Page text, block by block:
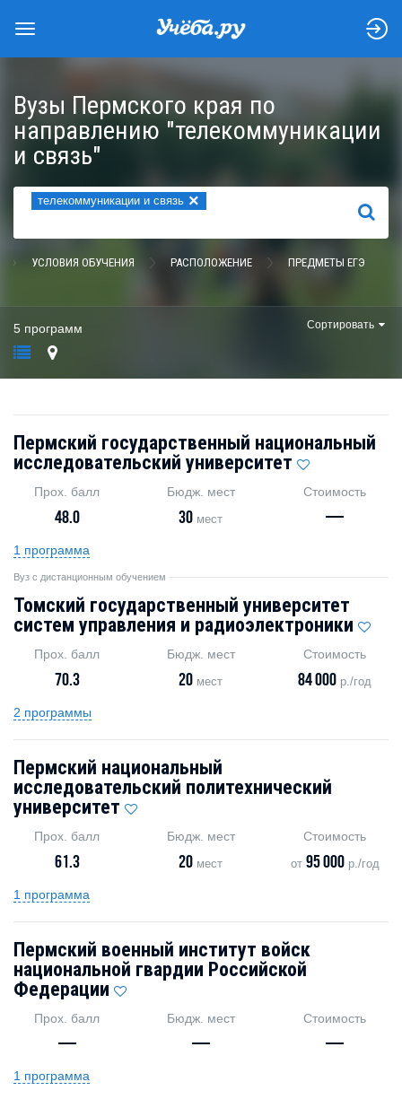
Вузы Пермского края по
направлению "телекоммуникации
и связь"
телекоммуникации и связь ×
НАЙТИ
УСЛОВИЯ ОБУЧЕНИЯ РАСПОЛОЖЕНИЕ ПРЕДМЕТЫ ЕГЭ
5 программ Сортировать
Пермский государственный национальный
исследовательский университет
Прох. балл
48.0
Бюдж. мест
30 мест
Стоимость
—
1 программа
Вуз с дистанционным обучением
Томский государственный университет
систем управления и радиоэлектроники
Прох. балл
70.3
Бюдж. мест
20 мест
Стоимость
84 000 р./год
2 программы
Пермский национальный
исследовательский политехнический
университет
Прох. балл
61.3
Бюдж. мест
20 мест
Стоимость
от 95 000р./год
1 программа
Пермский военный институт войск
национальной гвардии Российской
Федерации
Прох. балл
—
Бюдж. мест
—
Стоимость
—
1 программа